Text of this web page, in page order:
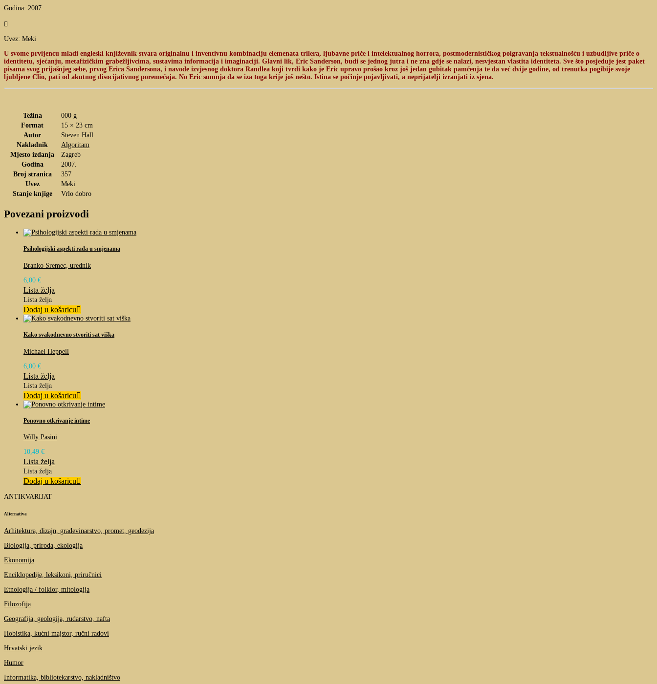
Godina: 2007.

Uvez: Meki
U svome prvijencu mladi engleski književnik stvara originalnu i inventivnu kombinaciju elemenata trilera, ljubavne priče i intelektualnog horrora, postmodernističkog poigravanja tekstualnošću i uzbudljive priče o
identitetu, sjećanju, metafizičkim grabežljivcima, sustavima informacija i imaginaciji. Glavni lik, Eric Sanderson, budi se jednog jutra i ne zna gdje se nalazi, nesvjestan vlastita identiteta. Sve što posjeduje jest paket
pisama svog prijašnjeg sebe, prvog Erica Sandersona, i navode izvjesnog doktora Randlea koji tvrdi kako je Eric upravo prošao kroz još jedan gubitak pamćenja te da već dvije godine, od trenutka pogibije svoje
ljubljene Clio, pati od akutnog disocijativnog poremećaja. No Eric sumnja da se iza toga krije još nešto. Istina se počinje pojavljivati, a neprijatelji izranjati iz sjena.
Težina
000 g
Format
15 × 23 cm
Autor
Steven Hall
Nakladnik
Algoritam
Mjesto izdanja
Zagreb
Godina
2007.
Broj stranica
357
Uvez
Meki
Stanje knjige
Vrlo dobro
Povezani proizvodi
Psihologijski aspekti rada u smjenama
Branko Sremec, urednik
6,00 €
Lista želja
Lista želja
Dodaj u košaricu
Kako svakodnevno stvoriti sat viška
Michael Heppell
6,00 €
Lista želja
Lista želja
Dodaj u košaricu
Ponovno otkrivanje intime
Willy Pasini
10,49 €
Lista želja
Lista želja
Dodaj u košaricu
ANTIKVARIJAT
Alternativa
Arhitektura, dizajn, građevinarstvo, promet, geodezija
Biologija, priroda, ekologija
Ekonomija
Enciklopedije, leksikoni, priručnici
Etnologija / folklor, mitologija
Filozofija
Geografija, geologija, rudarstvo, nafta
Hobistika, kućni majstor, ručni radovi
Hrvatski jezik
Humor
Informatika, bibliotekarstvo, nakladništvo